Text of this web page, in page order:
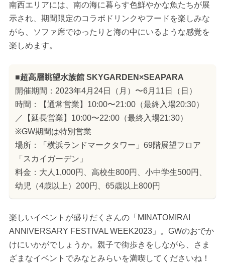
南西エリアには、南の海に暮らす色鮮やかな魚たちが展
示され、期間限定のコラボドリンクやフードを楽しみな
がら、ソファ席でゆったりと海の中にいるような感覚を
楽しめます。
■超高層眺望水族館 SKYGARDEN×SEAPARA
開催期間：2023年4月24日（月）〜6月11日（日）
時間：【通常営業】10:00〜21:00（最終入場20:30）
／【延長営業】10:00〜22:00（最終入場21:30）
※GW期間は特別営業
場所：「横浜ランドマークタワー」69階展望フロア
「スカイガーデン」
料金：大人1,000円、高校生800円、小中学生500円、
幼児（4歳以上）200円、65歳以上800円
楽しいイベントが盛りだくさんの「MINATOMIRAI
ANNIVERSARY FESTIVAL WEEK2023」。GWのおでか
けにいかがでしょうか。親子で街歩きをしながら、さま
ざまなイベントでみなとみらいを満喫してくださいね！